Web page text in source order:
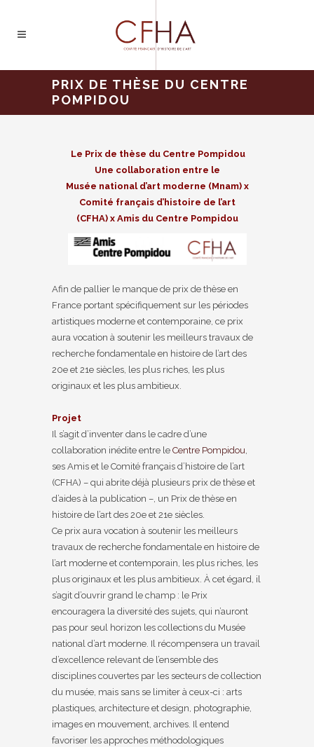
PRIX DE THÈSE DU CENTRE
POMPIDOU
Le Prix de thèse du Centre Pompidou
Une collaboration entre le
Musée national d’art moderne (Mnam) x
Comité français d’histoire de l’art
(CFHA) x Amis du Centre Pompidou
Afin de pallier le manque de prix de thèse en
France portant spécifiquement sur les périodes
artistiques moderne et contemporaine, ce prix
aura vocation à soutenir les meilleurs travaux de
recherche fondamentale en histoire de l’art des
20e et 21e siècles, les plus riches, les plus
originaux et les plus ambitieux.
Projet
Il s’agit d’inventer dans le cadre d’une
collaboration inédite entre le Centre Pompidou,
ses Amis et le Comité français d’histoire de l’art
(CFHA) – qui abrite déjà plusieurs prix de thèse et
d’aides à la publication –, un Prix de thèse en
histoire de l’art des 20e et 21e siècles.
Ce prix aura vocation à soutenir les meilleurs
travaux de recherche fondamentale en histoire de
l’art moderne et contemporain, les plus riches, les
plus originaux et les plus ambitieux. À cet égard, il
s’agit d’ouvrir grand le champ : le Prix
encouragera la diversité des sujets, qui n’auront
pas pour seul horizon les collections du Musée
national d’art moderne. Il récompensera un travail
d’excellence relevant de l’ensemble des
disciplines couvertes par les secteurs de collection
du musée, mais sans se limiter à ceux-ci : arts
plastiques, architecture et design, photographie,
images en mouvement, archives. Il entend
favoriser les approches méthodologiques